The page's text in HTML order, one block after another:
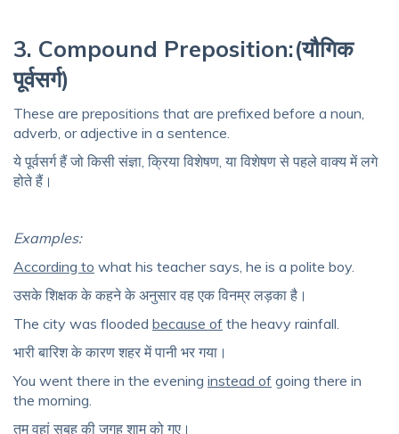
3. Compound Preposition:(यौगिक
पूर्वसर्ग)
These are prepositions that are prefixed before a noun,
adverb, or adjective in a sentence.
ये पूर्वसर्ग हैं जो किसी संज्ञा क्रिया विशेषण , या विशेषण से पहले वाक्य में लगे
होते हैं।
Examples:
According to what his teacher says, he is a polite boy.
उसके शिक्षक के कहने के अनुसार वह एक विनम्र लड़का है।
The city was flooded because of the heavy rainfall.
भारी बारिश के कारण शहर में पानी भर गया।
You went there in the evening instead of going there in
the morning.
तुमवहां सुबह की जगह शाम को गए।